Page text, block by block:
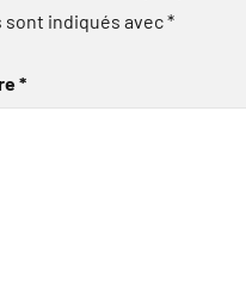
indiqués avec*
*